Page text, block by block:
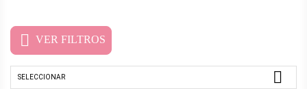
 VER FILTROS
SELECCIONAR 